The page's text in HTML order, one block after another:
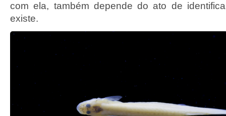
com ela, também depende do ato de
existe.